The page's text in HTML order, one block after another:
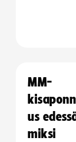
MM-
us
miksi